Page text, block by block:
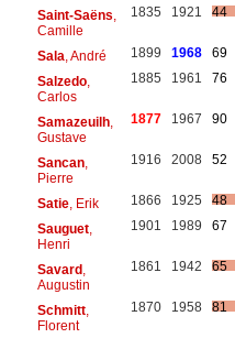
Saint-Saëns
Camille
1835 1921 44
Sala , André 1899 1968
69
Salzedo,
Carlos
1885 1961 76
Samazeuilh,
Gustave
1877 1967 90
Sancan,
Pierre
1916 2008 52
Satie, Erik 1866 1925
48
Sauguet,
Henri
1901 1989 67
Savard,
Augustin
1861 1942 65
Schmitt,
Florent
1870 1958 81